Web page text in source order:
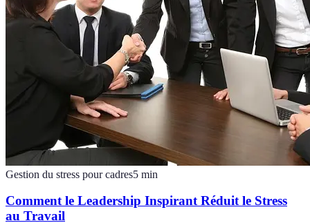
Gestion du stress pour cadres5 min
Comment le Leadership Inspirant Réduit le Stress
au Travail